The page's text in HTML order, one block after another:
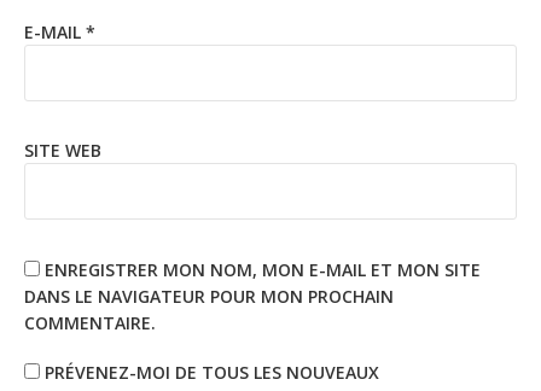
E-MAIL *
SITE WEB
ENREGISTRER MON NOM, MON E-MAIL ET MON SITE
DANS LE NAVIGATEUR POUR MON PROCHAIN
COMMENTAIRE.
PRÉVENEZ-MOI DE TOUS LES NOUVEAUX